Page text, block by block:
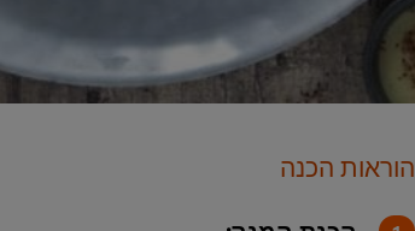
הוראות הכנה